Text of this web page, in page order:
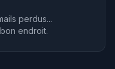
perdus...
endroit.